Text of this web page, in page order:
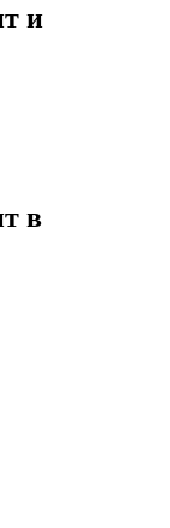
и
в